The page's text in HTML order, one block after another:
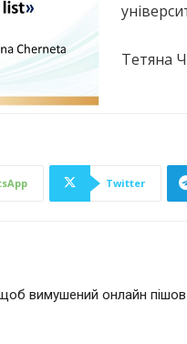
Тетяна
Twitter
вимушений онлайн пішов